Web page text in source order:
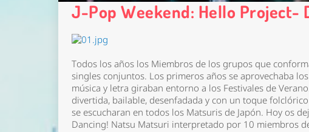
J-Pop Weekend: Hello Project-
Todos los años los Miembros de los grupos que
singles conjuntos. Los primeros años se aprovechaba
música y letra giraban entorno a los Festivales de
divertida, bailable, desenfadada y con un toque
se escucharan en todos los Matsuris de Japón. Hoy os
Dancing! Natsu Matsuri interpretado por 10 miembros